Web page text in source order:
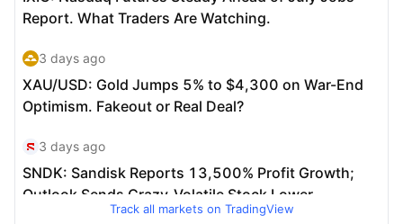
Track all markets on TradingView